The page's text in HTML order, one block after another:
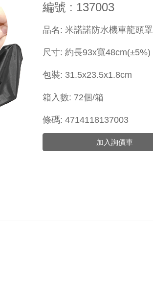
編號 : 137003
品名: 米諾諾防水機車龍頭罩
尺寸: 約長93x寬48cm(±5%)
包裝: 31.5x23.5x1.8cm
箱入數: 72個/箱
條碼: 4714118137003
加入詢價車